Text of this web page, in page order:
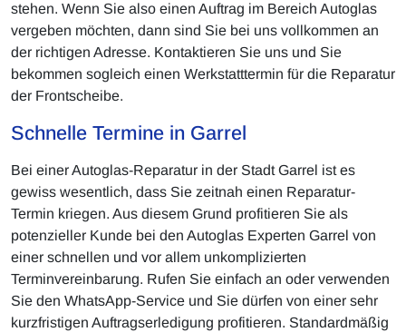
stehen. Wenn Sie also einen Auftrag im Bereich Autoglas
vergeben möchten, dann sind Sie bei uns vollkommen an
der richtigen Adresse. Kontaktieren Sie uns und Sie
bekommen sogleich einen Werkstatttermin für die Reparatur
der Frontscheibe.
Schnelle Termine in Garrel
Bei einer Autoglas-Reparatur in der Stadt Garrel ist es
gewiss wesentlich, dass Sie zeitnah einen Reparatur-
Termin kriegen. Aus diesem Grund profitieren Sie als
potenzieller Kunde bei den Autoglas Experten Garrel von
einer schnellen und vor allem unkomplizierten
Terminvereinbarung. Rufen Sie einfach an oder verwenden
Sie den WhatsApp-Service und Sie dürfen von einer sehr
kurzfristigen Auftragserledigung profitieren. Standardmäßig